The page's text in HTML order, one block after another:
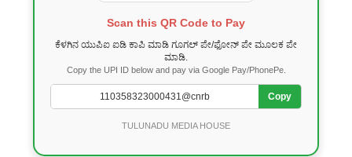
Scan this QR Code to Pay
ಕೆಳಗಿನ ಯುಪಿಐ ಐಡಿ ಕಾಪಿ ಮಾಡಿ ಗೂಗಲ್ ಪೇ/ಫೋನ್ ಪೇ ಮೂಲಕ ಪೇ
ಮಾಡಿ.
Copy the UPI ID below and pay via Google Pay/PhonePe.
Copy
TULUNADU MEDIA HOUSE